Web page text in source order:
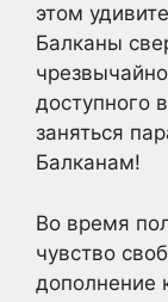
этом
Балканы
доступного
заняться
Балканам!
Во время
чувство
дополнение